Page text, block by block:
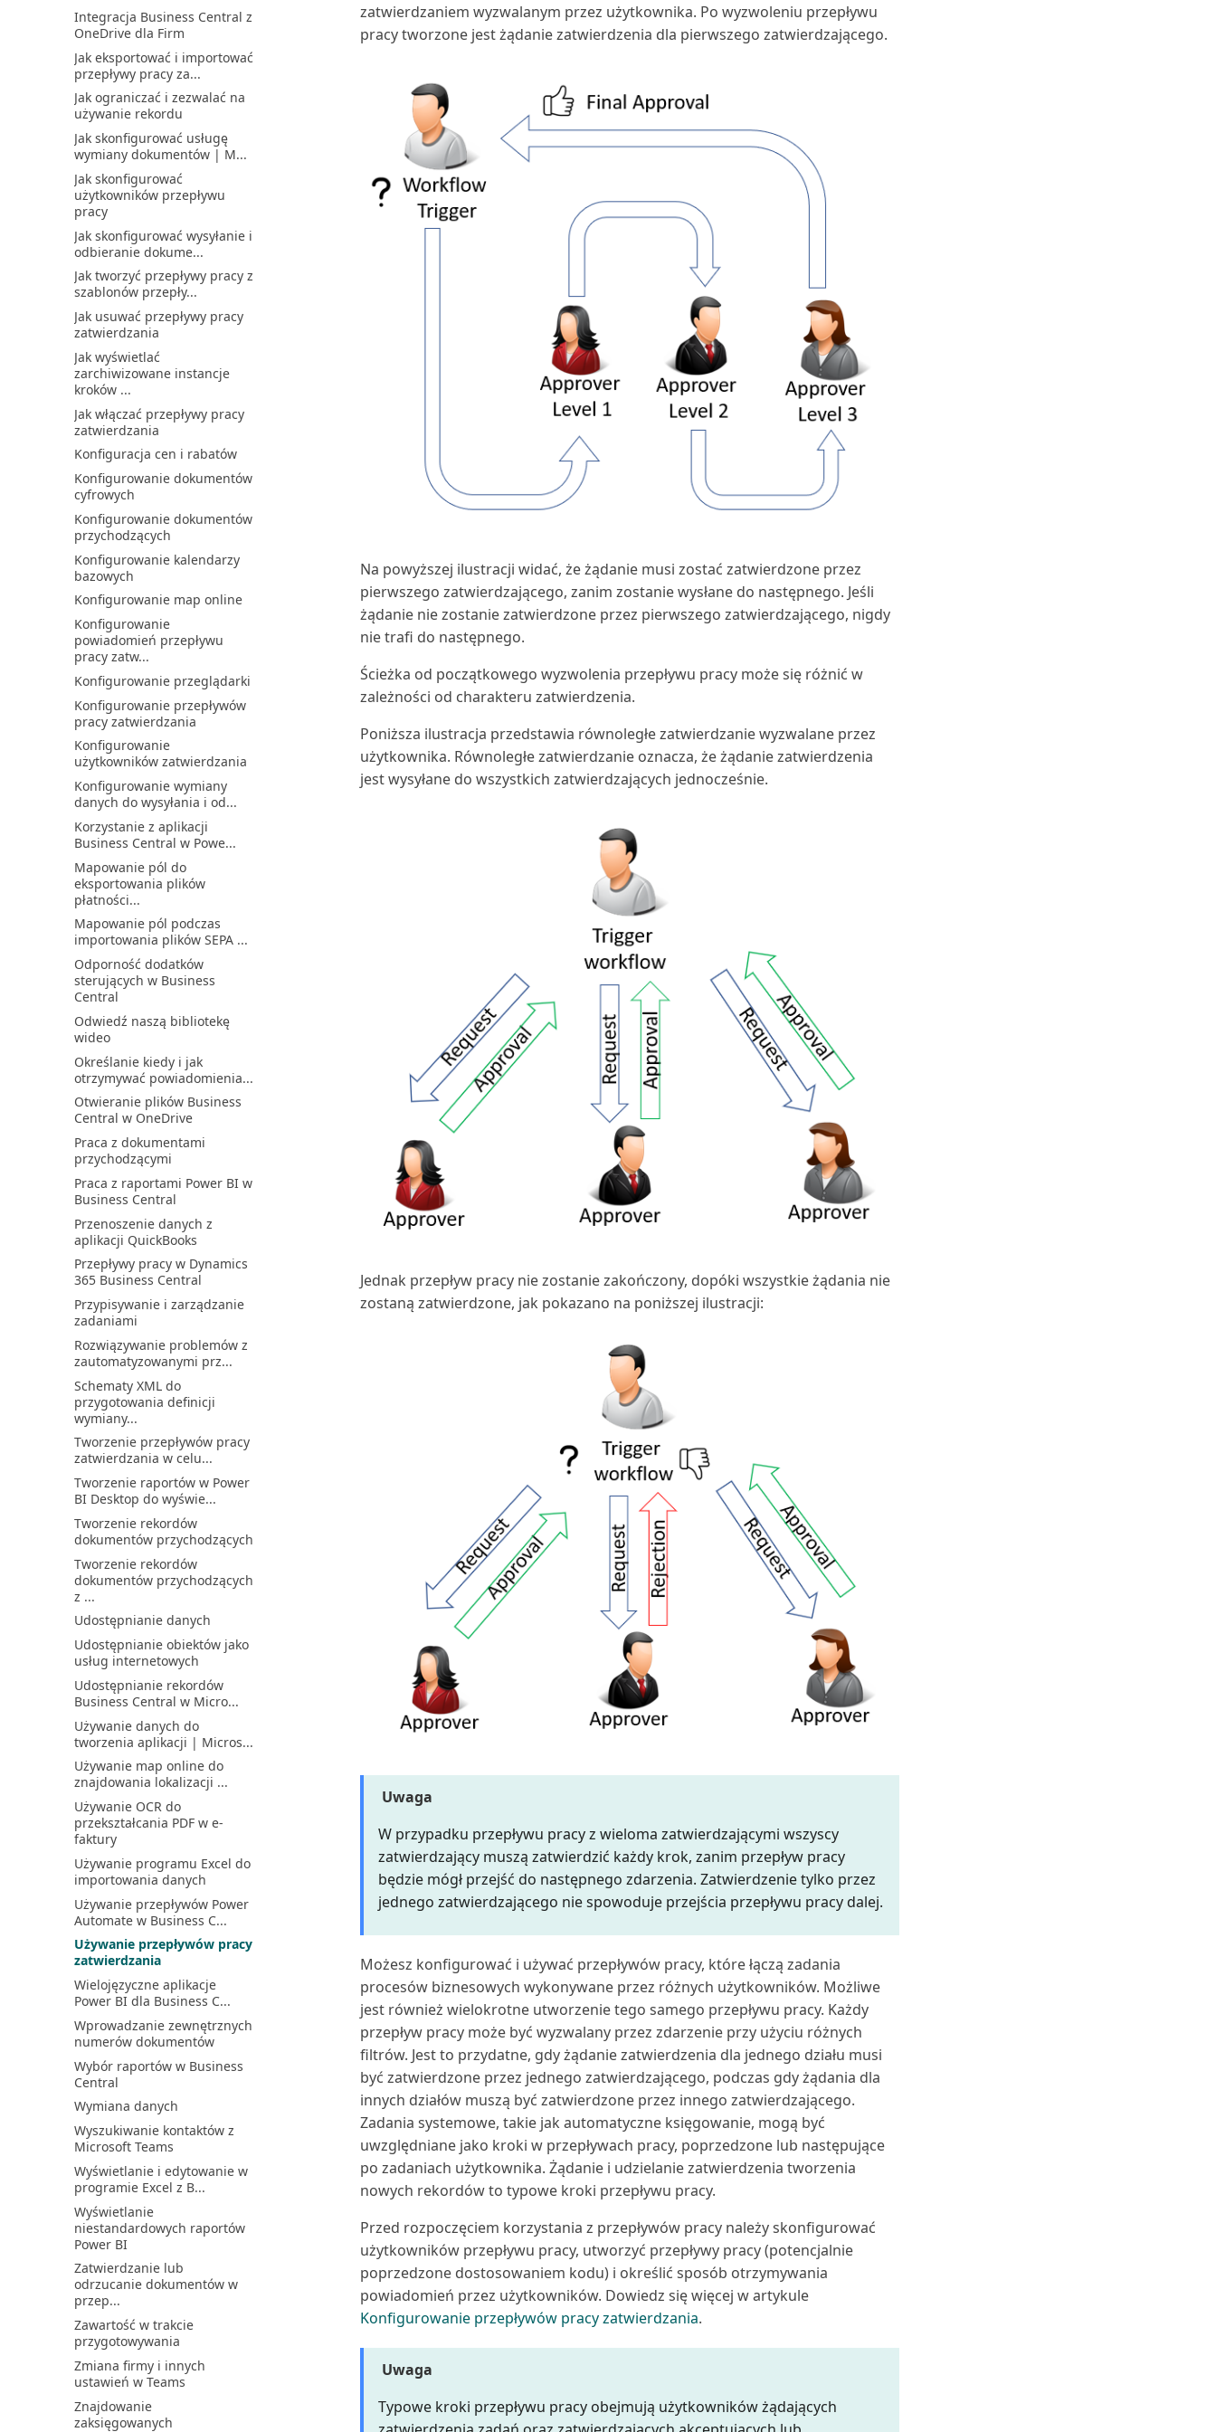
synchronizacji
Modele własności danych na
potrzeby synchronizacji
Obsługa brakujących
wartości opcji
Odpowiadanie na żądania
dotyczące danych osobow...
Określanie dostępnych
języków w środowisku
Omówienie informacji o
firmie
Omówienie konfiguracji i
zarządzania drukarkami
OneDrive w Business
Central: często zadawane p...
Optymalizacja programu
Outlook dla skrzynki odb...
Planowanie automatycznego
uruchamiania zadań
Pobieranie dodatku Business
Central dla program...
Pobieranie dodatku Business
Central dla program...
Przedłuż wersję próbną
Business Central
Przegląd komponentów i
architektury integracji ...
Przepływ dostępu
użytkownika dla licencji
Micro...
Rozszerzenie Archiwum
danych
Rozwiązywanie problemów z
błędami synchronizacji
Rozwiązywanie problemów z
integracją Microsoft ...
Rozwiązywanie problemów z
łącznością
Ręczna synchronizacja
mapowań tabel | Microsoft...
Sprzęganie i synchronizacja
Synchronizacja Business
Central i Dataverse
Synchronizacja i integracja
danych
Synchronizacja kontaktów w
Business Central z k...
Uaktualnianie integracji z
Dynamics 365 Sales
Używanie Business Central
bez Outlook
Używanie przepływu Power
Automate do terminowej...
Wcześniejsze włączanie
nadchodzących funkcji
Wdrażanie użytkowników za
pomocą list kontrolnych
Wprowadzenie do Business
Central i Power BI
Wprowadzenie do Microsoft
Fabric i Business Cen...
Wyświetlanie blokad bazy
danych
Wyświetlanie informacji o
tabeli
Wyświetlanie stanu zadań
synchronizacji
Włączanie integracji Power
BI z Business Central
Zadania administracyjne w
Business Central
Zarządzanie aplikacjami
AppSource
Zarządzanie dostępem do
Business Central
Zarządzanie integracją
Microsoft Teams z Busine...
Zarządzanie integracją
OneDrive z Business Central
Zarządzanie intencją
dostępu do bazy danych w
B...
Zarządzanie magazynem
przez usuwanie
dokumentów...
Zarządzanie synchronizacją
danych głównych
Zarządzanie szyfrowaniem
danych | Microsoft Docs
Zarządzanie ustawieniami i
preferencjami użytko...
Zarządzanie użytkownikami i
rolami
Łączenie z Microsoft
Dataverse
Środowiska piaskownicy
Jak pracować z VAT przy
sprzedaży i zakupach
Konfiguracja grup
księgowych
Konfigurowanie analizy
przepływów pieniężnych
Konfigurowanie aplikacji
Power BI dla finansów
Konfigurowanie deklaracji
VAT
Konfigurowanie dodatkowych
walut
Konfigurowanie e-
dokumentów
Konfigurowanie funkcji
zrównoważonego rozwoju
w...
Konfigurowanie i
raportowanie Intrastat
Konfigurowanie i używanie
rozszerzenia Deklarac...
Konfigurowanie kodów
ścieżek inspekcji
Konfigurowanie konsolidacji
firm
Konfigurowanie lub zmiana
planu kont
Konfigurowanie metod
płatności
Konfigurowanie nabywców
kasowych
Konfigurowanie
niepodlegającego odliczeniu
poda...
Konfigurowanie
niezrealizowanego podatku
VAT
Konfigurowanie podatku od
wartości dodanej
Konfigurowanie procesów
finansowych
Konfigurowanie rachunku
Konfigurowanie
raportowania Intrastat
Konfigurowanie walut
Konfigurowanie warunków i
poziomów monitów
Konfigurowanie warunków
odsetek
Konfigurowanie warunków
płatności
Konfigurowanie wielu stóp
procentowych dla opóź...
Konfigurowanie zaliczek
Konfigurowanie zaokrąglania
faktury
Konfigurowanie łącznika
dokumentów elektroniczn...
wielu firm
Konsolidowanie sald dla
firmy będącej jednocześ...
Korygowanie przedpłat
Natychmiastowe rozliczanie
faktur zakupu
Odraczanie przychodów i
Określanie okresów
księgowania
Określanie układu czeku
Omówienie dokumentów
elektronicznych
Omówienie księgowania
kosztów
Omówienie zarządzania
podatkiem VAT
Omówienie zarządzania
zrównoważonym rozwojem
Opóźnione płatności
(Należności)
Plan kont zrównoważonego
rozwoju i księga
Planowanie zadań
korygowania i uzgadniania
kosz...
Polecenie zapłaty SEPA w
Business Central
Porównanie z budżetem
Praca z okresami
obrachunkowymi i latami
obrach...
Praca z okresami zapasów
Praca z przeglądami
finansowymi w programie
Exc...
Praca z przychodami
cyklicznymi
Praca z raportowaniem
Intrastat
Praca z wymiarami w celu
śledzenia i analizowan...
Przegląd finansowy
Przegląd przepływów
pieniężnych
Przeglądanie kont księgi
głównej
Przenoszenie i księgowanie
zapisów kosztów
Przesyłanie raportów VAT do
urzędów skarbowych
Przeszacowanie sald kont
księgi głównej
Płynność
Rachunek zysków i strat
Raportowanie finansowe:
Rejestrowanie i zwrot
Integracja Business Central z
OneDrive dla Firm
Jak eksportować i importować
przepływy pracy za...
Jak ograniczać i zezwalać na
używanie rekordu
Jak skonfigurować usługę
wymiany dokumentów | M...
Jak skonfigurować
użytkowników przepływu
pracy
Jak skonfigurować wysyłanie i
odbieranie dokume...
Jak tworzyć przepływy pracy z
szablonów przepły...
Jak usuwać przepływy pracy
zatwierdzania
Jak wyświetlać
zarchiwizowane instancje
kroków ...
Jak włączać przepływy pracy
zatwierdzania
Konfiguracja cen i rabatów
Konfigurowanie dokumentów
cyfrowych
Konfigurowanie dokumentów
przychodzących
Konfigurowanie kalendarzy
bazowych
Konfigurowanie map online
Konfigurowanie
powiadomień przepływu
pracy zatw...
Konfigurowanie przeglądarki
Konfigurowanie przepływów
pracy zatwierdzania
Konfigurowanie
użytkowników zatwierdzania
Konfigurowanie wymiany
danych do wysyłania i od...
Korzystanie z aplikacji
Business Central w Powe...
Mapowanie pól do
eksportowania plików
płatności...
Mapowanie pól podczas
importowania plików SEPA ...
Odporność dodatków
sterujących w Business
Central
Odwiedź naszą bibliotekę
wideo
Określanie kiedy i jak
otrzymywać powiadomienia...
Otwieranie plików Business
Central w OneDrive
Praca z dokumentami
przychodzącymi
Praca z raportami Power BI w
Business Central
Przenoszenie danych z
aplikacji QuickBooks
Przepływy pracy w Dynamics
365 Business Central
Przypisywanie i zarządzanie
zadaniami
Rozwiązywanie problemów z
zautomatyzowanymi prz...
Schematy XML do
przygotowania definicji
wymiany...
Tworzenie przepływów pracy
zatwierdzania w celu...
Tworzenie raportów w Power
BI Desktop do wyświe...
Tworzenie rekordów
dokumentów przychodzących
Tworzenie rekordów
dokumentów przychodzących
z ...
Udostępnianie danych
Udostępnianie obiektów jako
usług internetowych
Udostępnianie rekordów
Business Central w Micro...
Używanie danych do
tworzenia aplikacji | Micros...
Używanie map online do
znajdowania lokalizacji ...
Używanie OCR do
przekształcania PDF w e-
faktury
Używanie programu Excel do
importowania danych
Używanie przepływów Power
Automate w Business C...
Używanie przepływów pracy
zatwierdzania
Wielojęzyczne aplikacje
Power BI dla Business C...
Wprowadzanie zewnętrznych
numerów dokumentów
Wybór raportów w Business
Central
Wymiana danych
Wyszukiwanie kontaktów z
Microsoft Teams
Wyświetlanie i edytowanie w
programie Excel z B...
Wyświetlanie
niestandardowych raportów
Power BI
Zatwierdzanie lub
odrzucanie dokumentów w
przep...
Zawartość w trakcie
przygotowywania
Zmiana firmy i innych
ustawień w Teams
Znajdowanie
zaksięgowanych
zatwierdzaniem wyzwalanym przez użytkownika. Po wyzwoleniu przepływu
pracy tworzone jest żądanie zatwierdzenia dla pierwszego zatwierdzającego.
Na powyższej ilustracji widać, że żądanie musi zostać zatwierdzone przez
pierwszego zatwierdzającego, zanim zostanie wysłane do następnego. Jeśli
żądanie nie zostanie zatwierdzone przez pierwszego zatwierdzającego, nigdy
nie trafi do następnego.
Ścieżka od początkowego wyzwolenia przepływu pracy może się różnić w
zależności od charakteru zatwierdzenia.
Poniższa ilustracja przedstawia równoległe zatwierdzanie wyzwalane przez
użytkownika. Równoległe zatwierdzanie oznacza, że żądanie zatwierdzenia
jest wysyłane do wszystkich zatwierdzających jednocześnie.
Jednak przepływ pracy nie zostanie zakończony, dopóki wszystkie żądania nie
zostaną zatwierdzone, jak pokazano na poniższej ilustracji:
Uwaga
W przypadku przepływu pracy z wieloma zatwierdzającymi wszyscy
zatwierdzający muszą zatwierdzić każdy krok, zanim przepływ pracy
będzie mógł przejść do następnego zdarzenia. Zatwierdzenie tylko przez
jednego zatwierdzającego nie spowoduje przejścia przepływu pracy dalej.
Możesz konfigurować i używać przepływów pracy, które łączą zadania
procesów biznesowych wykonywane przez różnych użytkowników. Możliwe
jest również wielokrotne utworzenie tego samego przepływu pracy. Każdy
przepływ pracy może być wyzwalany przez zdarzenie przy użyciu różnych
filtrów. Jest to przydatne, gdy żądanie zatwierdzenia dla jednego działu musi
być zatwierdzone przez jednego zatwierdzającego, podczas gdy żądania dla
innych działów muszą być zatwierdzone przez innego zatwierdzającego.
Zadania systemowe, takie jak automatyczne księgowanie, mogą być
uwzględniane jako kroki w przepływach pracy, poprzedzone lub następujące
po zadaniach użytkownika. Żądanie i udzielanie zatwierdzenia tworzenia
nowych rekordów to typowe kroki przepływu pracy.
Przed rozpoczęciem korzystania z przepływów pracy należy skonfigurować
użytkowników przepływu pracy, utworzyć przepływy pracy (potencjalnie
poprzedzone dostosowaniem kodu) i określić sposób otrzymywania
powiadomień przez użytkowników. Dowiedz się więcej w artykule
Konfigurowanie przepływów pracy zatwierdzania.
Uwaga
Typowe kroki przepływu pracy obejmują użytkowników żądających